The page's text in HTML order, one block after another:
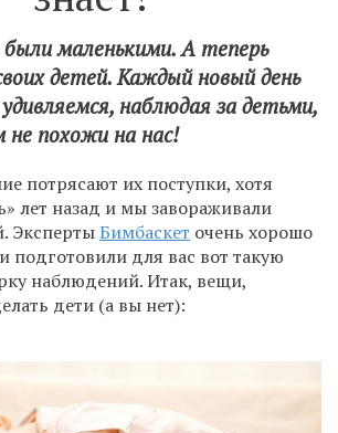
маленькими. А теперь
детей. Каждый новый день
наблюдая за детьми,
не похожи на нас!
потрясают их поступки, хотя
лет назад и мы завораживали
ЭкспертыБимбаскет очень хорошо
подготовили для вас вот такую
наблюдений. Итак, вещи,
дети (а вы нет):